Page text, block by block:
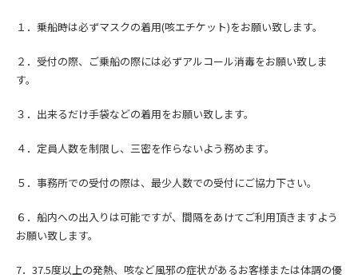
１．乗船時は必ずマスクの着用(咳エチケット)をお願い致します。
２．受付の際、ご乗船の際には必ずアルコール消毒をお願い致しま
す。
３．出来るだけ手袋などの着用をお願い致します。
４．定員人数を制限し、三密を作らないよう務めます。
５．事務所での受付の際は、最少人数での受付にご協力下さい。
６．船内への出入りは可能ですが、間隔をあけてご利用頂きますよう
お願い致します。
7． 37.5度以上の発熱、咳など風邪の症状があるお客様または体調の優